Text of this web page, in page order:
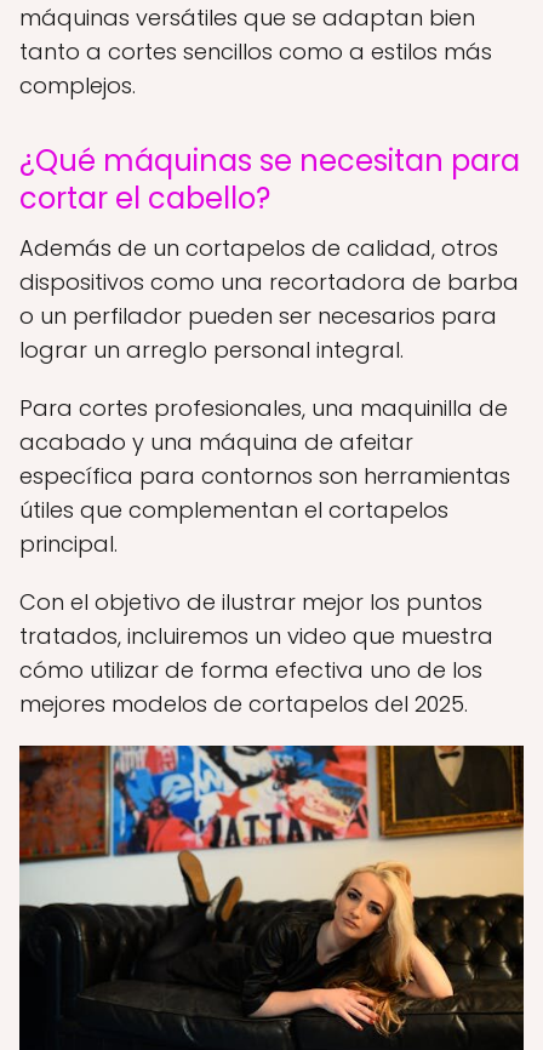
máquinas versátiles que se adaptan bien
tanto a cortes sencillos como a estilos más
complejos.
¿Qué máquinas se necesitan para
cortar el cabello?
Además de un cortapelos de calidad, otros
dispositivos como una recortadora de barba
o un perfilador pueden ser necesarios para
lograr un arreglo personal integral.
Para cortes profesionales, una maquinilla de
acabado y una máquina de afeitar
específica para contornos son herramientas
útiles que complementan el cortapelos
principal.
Con el objetivo de ilustrar mejor los puntos
tratados, incluiremos un video que muestra
cómo utilizar de forma efectiva uno de los
mejores modelos de cortapelos del 2025.